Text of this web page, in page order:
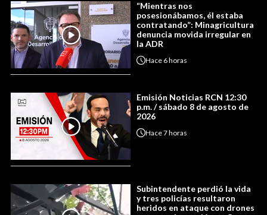
“Mientras nos
posesionábamos, él estaba
contratando”: Minagricultura
denuncia movida irregular en
la ADR
Hace 6 horas
Emisión Noticias RCN 12:30
p.m. / sábado 8 de agosto de
2026
Hace7 horas
Subintendente perdió la vida
y tres policías resultaron
heridos en ataque con drones